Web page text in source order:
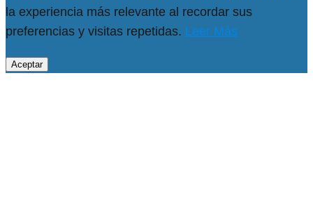
la experiencia más relevante al recordar sus
preferencias y visitas repetidas. Leer Más
Aceptar